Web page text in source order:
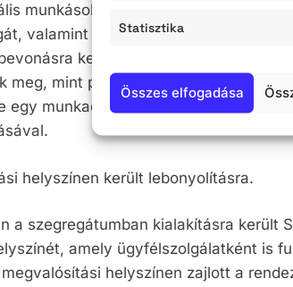
Statisztika
Összes elfogadása
munkások és közösségfejlesztő
valamint a projekthez kapcsolódóan
került. A szegregátumban
meg, mint például a lakókörnyezet
munkaerő-piaci program is
helyszínen került lebonyolításra.
a szegregátumban kialakításra került
amely ügyfélszolgálatként is
helyszínen zajlott a